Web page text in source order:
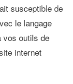
susceptible de
le langage
vos outils de
internet